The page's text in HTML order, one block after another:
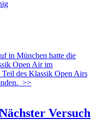
in München hatte die
Open Air im
des Klassik Open Airs
>>
Versuch